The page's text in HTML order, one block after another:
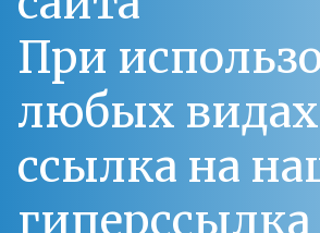
При
любых
ссылка на